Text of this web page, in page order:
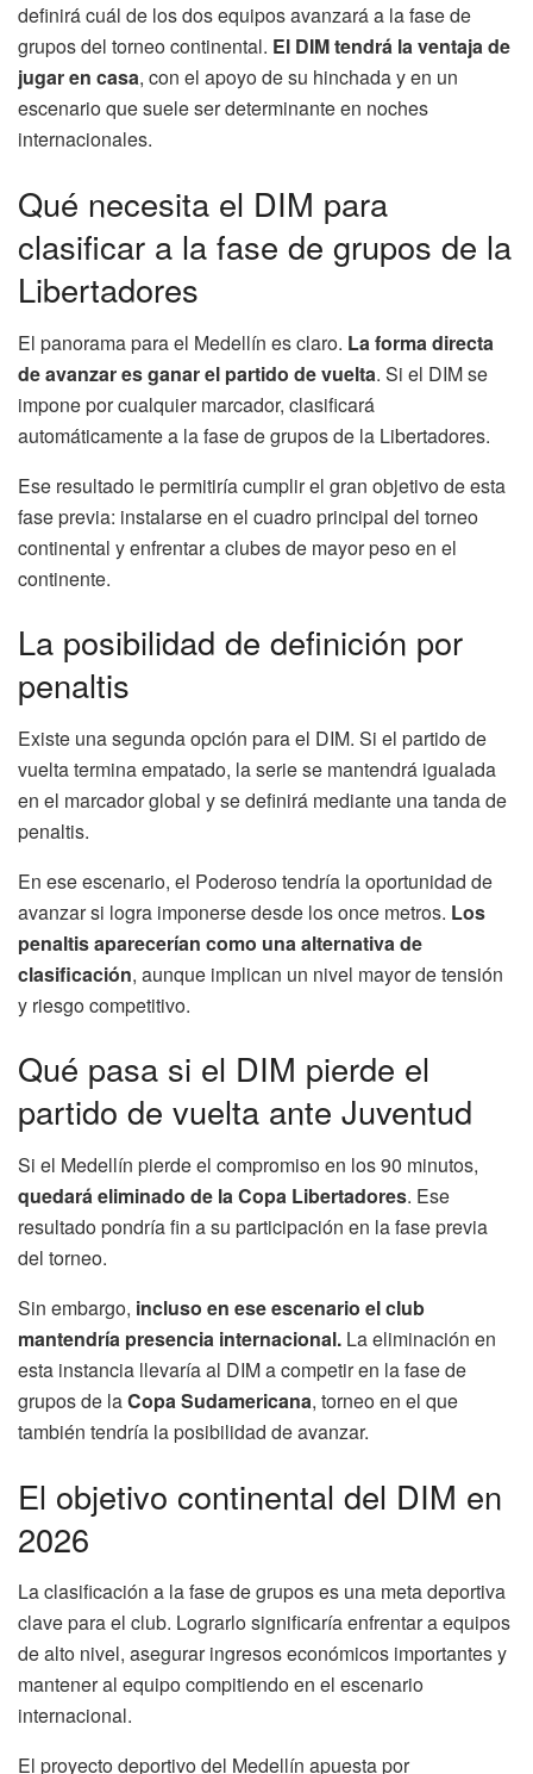
definirá cuál de los dos equipos avanzará a la fase de
grupos del torneo continental. El DIM tendrá la ventaja de
jugar en casa, con el apoyo de su hinchada y en un
escenario que suele ser determinante en noches
internacionales.
Qué necesita el DIM para
clasificar a la fase de grupos de la
Libertadores
El panorama para el Medellín es claro. La forma directa
de avanzar es ganar el partido de vuelta. Si el DIM se
impone por cualquier marcador, clasificará
automáticamente a la fase de grupos de la Libertadores.
Ese resultado le permitiría cumplir el gran objetivo de esta
fase previa: instalarse en el cuadro principal del torneo
continental y enfrentar a clubes de mayor peso en el
continente.
La posibilidad de definición por
penaltis
Existe una segunda opción para el DIM. Si el partido de
vuelta termina empatado, la serie se mantendrá igualada
en el marcador global y se definirá mediante una tanda de
penaltis.
En ese escenario, el Poderoso tendría la oportunidad de
avanzar si logra imponerse desde los once metros. Los
penaltis aparecerían como una alternativa de
clasificación, aunque implican un nivel mayor de tensión
y riesgo competitivo.
Qué pasa si el DIM pierde el
partido de vuelta ante Juventud
Si el Medellín pierde el compromiso en los 90 minutos,
quedará eliminado de la Copa Libertadores. Ese
resultado pondría fin a su participación en la fase previa
del torneo.
Sin embargo, incluso en ese escenario el club
mantendría presencia internacional. La eliminación en
esta instancia llevaría al DIM a competir en la fase de
grupos de laCopa Sudamericana, torneo en el que
también tendría la posibilidad de avanzar.
El objetivo continental del DIM en
2026
La clasificación a la fase de grupos es una meta deportiva
clave para el club. Lograrlo significaría enfrentar a equipos
de alto nivel, asegurar ingresos económicos importantes y
mantener al equipo compitiendo en el escenario
internacional.
El proyecto deportivo del Medellín apuesta por